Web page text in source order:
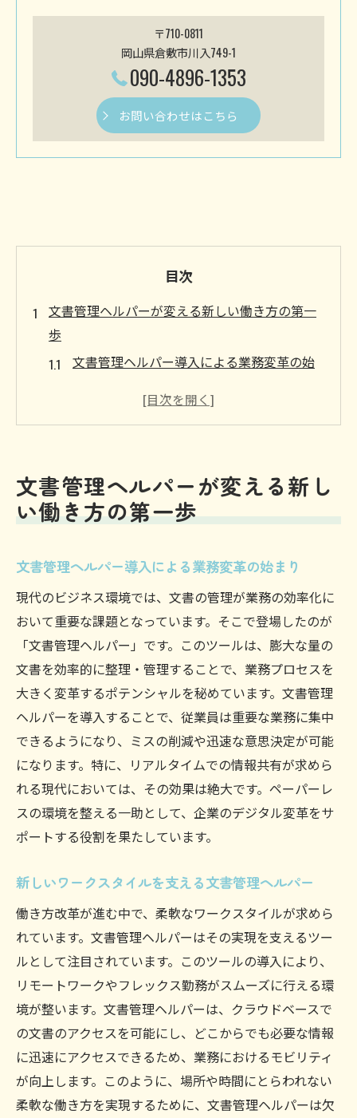
〒710-0811
岡山県倉敷市川入749-1
090-4896-1353
お問い合わせはこちら
目次
文書管理ヘルパーが変える新しい働き方の第一
歩
文書管理ヘルパー導入による業務変革の始
新しいワークスタイルを支える文書管理ヘ
常業務
文書管理ヘルパーの活用で働き方改革を促
効率的な業務環境を構築する文書管理ヘル
パーの役割
文書管理ヘルパーによるリモートワークの
可能性
業務効率化の鍵は文書管理ヘルパーにあり
文書管理ヘルパーで業務プロセスを最適化
時間管理を効率化する文書管理ヘルパーの
利用法
文書管理ヘルパーの導入で生産性向上
文書管理ヘルパーが提供する効率化のメリ
ット
クフロー
文書管理ヘルパーがもたらす業務時間の短
縮
ペーパーレス時代をリードする文書管理ヘルパ
ーとは
文書管理ヘルパーがペーパーレス化を促進
する理由
紙削減に貢献する文書管理ヘルパーの機能
ペーパーレスオフィスを実現する文書管理
ヘルパー
文書管理ヘルパーが変える新し
い働き方の第一歩
文書管理ヘルパー導入による業務変革の始まり
現代のビジネス環境では、文書の管理が業務の効率化に
おいて重要な課題となっています。そこで登場したのが
「文書管理ヘルパー」です。このツールは、膨大な量の
文書を効率的に整理・管理することで、業務プロセスを
大きく変革するポテンシャルを秘めています。文書管理
ヘルパーを導入することで、従業員は重要な業務に集中
できるようになり、ミスの削減や迅速な意思決定が可能
になります。特に、リアルタイムでの情報共有が求めら
れる現代においては、その効果は絶大です。ペーパーレ
スの環境を整える一助として、企業のデジタル変革をサ
ポートする役割を果たしています。
新しいワークスタイルを支える文書管理ヘルパー
働き方改革が進む中で、柔軟なワークスタイルが求めら
れています。文書管理ヘルパーはその実現を支えるツー
ルとして注目されています。このツールの導入により、
リモートワークやフレックス勤務がスムーズに行える環
境が整います。文書管理ヘルパーは、クラウドベースで
の文書のアクセスを可能にし、どこからでも必要な情報
に迅速にアクセスできるため、業務におけるモビリティ
が向上します。このように、場所や時間にとらわれない
柔軟な働き方を実現するために、文書管理ヘルパーは欠